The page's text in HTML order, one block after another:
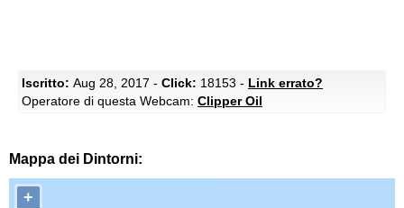
Iscritto: Aug 28, 2017 - Click: 18153 - Link errato?
Operatore di questa Webcam: Clipper Oil
Mappa dei Dintorni:
+